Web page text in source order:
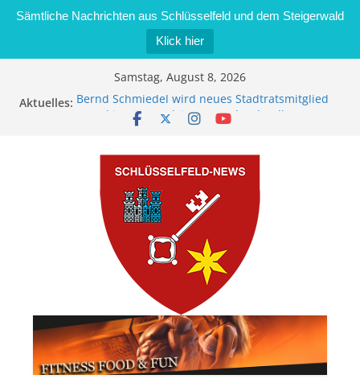
Sämtliche Nachrichten aus Schlüsselfeld und dem Steigerwald
Klick hier
Samstag, August 8, 2026
Aktuelles: Bernd Schmiedel wird neues Stadtratsmitglied
Brand in Sägewerk in Bernroth schnell unter
Stadt Schlüsselfeld bietet Online-Anmeldung für
Kindergartenplätze an
Dieseldiebstahl im Wert von 600 Euro
„Männertreff on Tour“ Betriebsbesichtigung bei
der Schreinerei Zimmermann GmbH